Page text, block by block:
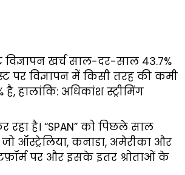
खर्च साल-दर-साल 43.7%
पर विज्ञापन में किसी तरह की कमी
हालांकि: अधिकांश स्ट्रीमिंग
है। “SPAN” को पिछले साल
ऑस्ट्रेलिया, कनाडा, अमेरीका और
पर और इसके इतर श्रोताओं के